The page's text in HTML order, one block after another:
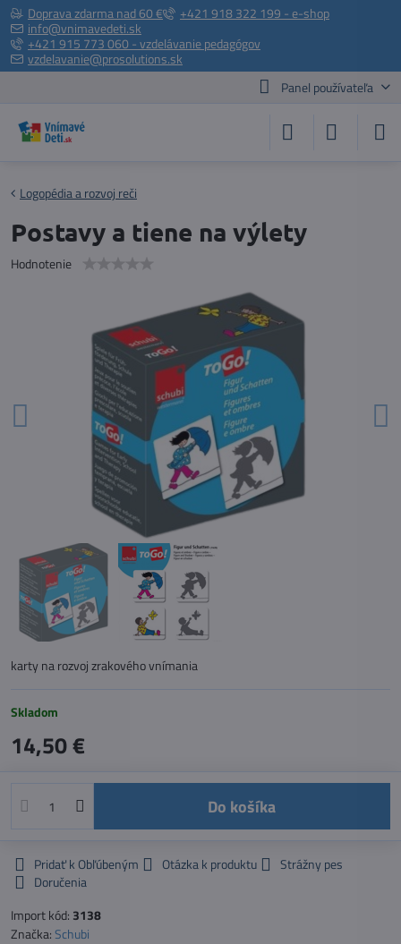
Doprava zdarma nad 60 €
+421 918 322 199 - e-shop
info@vnimavedeti.sk
+421 915 773 060 - vzdelávanie pedagógov
vzdelavanie@prosolutions.sk
Panel používateľa
Logopédia a rozvoj reči
Postavy a tiene na výlety
Hodnotenie
karty na rozvoj zrakového vnímania
Skladom
14,50 €
Do košíka
Pridať k Obľúbeným Otázka k produktu
Strážny pes
Doručenia
Import kód: 3138
Značka:Schubi